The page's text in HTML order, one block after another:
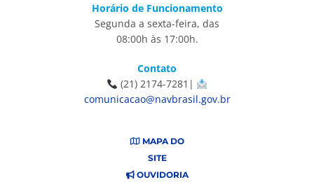
Horário de Funcionamento
Segunda a sexta-feira, das
08:00h às 17:00h.
Contato
(21) 2174-7281|
comunicacao@navbrasil.gov.br
MAPA DO
SITE
OUVIDORIA